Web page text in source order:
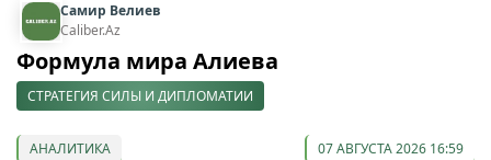
Самир Велиев
Caliber.Az
Формула мира Алиева
СТРАТЕГИЯ СИЛЫ И ДИПЛОМАТИИ
АНАЛИТИКА 07 АВГУСТА 2026 16:59